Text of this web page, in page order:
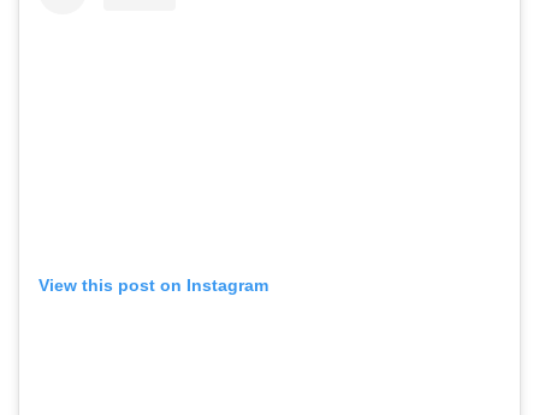
View this post on Instagram